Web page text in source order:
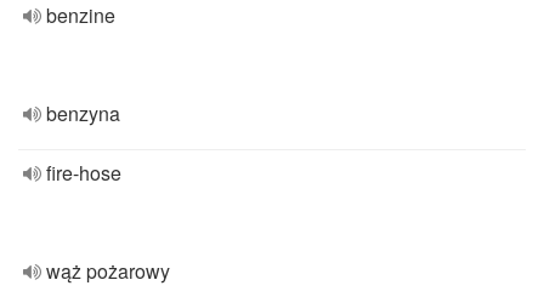
benzine
benzyna
fire-hose
wąż pożarowy